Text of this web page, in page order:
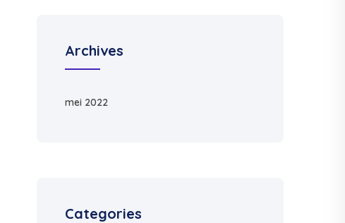
Archives
mei 2022
Categories